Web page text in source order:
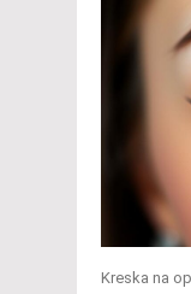
Kreska na